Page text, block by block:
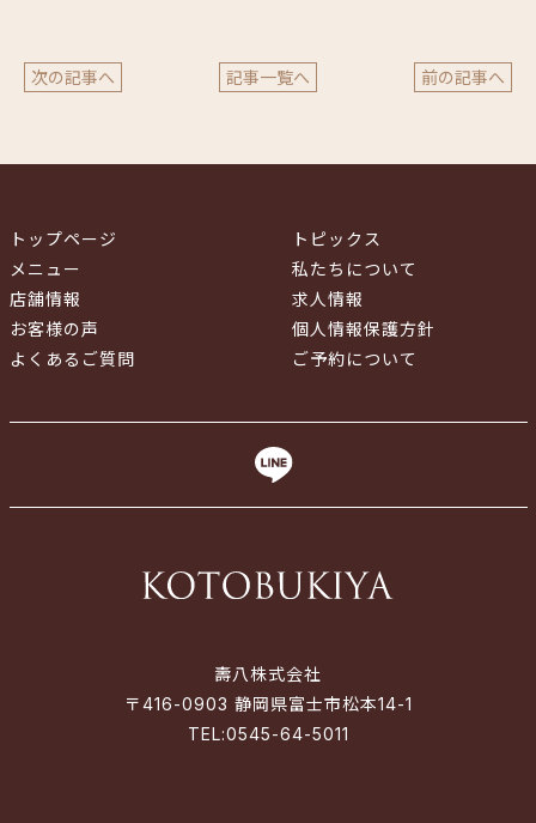
次の記事へ 記事一覧へ 前の記事へ
トップページ
メニュー
店舗情報
お客様の声
よくあるご質問
トピックス
私たちについて
求人情報
個人情報保護方針
ご予約について
壽八株式会社
〒416-0903 静岡県富士市松本14-1
TEL:0545-64-5011